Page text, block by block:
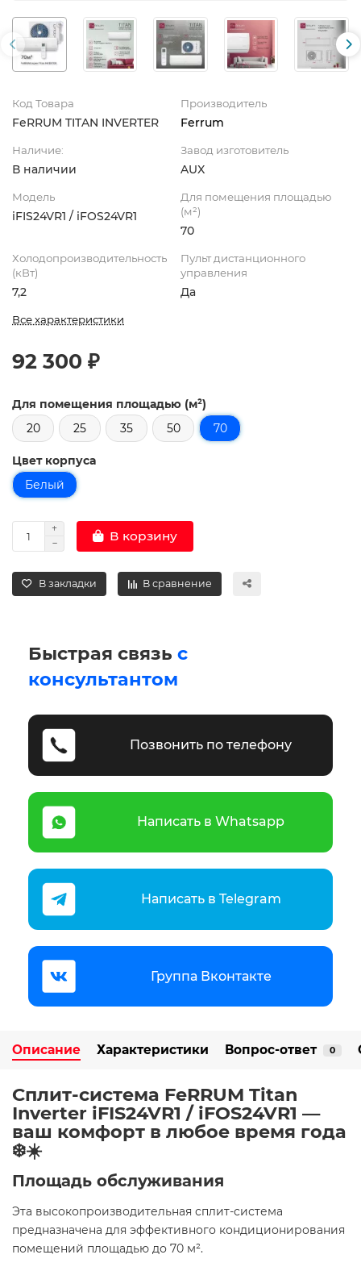
Код Товара
FeRRUM TITAN INVERTER
Производитель
Ferrum
Наличие:
В наличии
Завод изготовитель
AUX
Модель
iFIS24VR1 / iFOS24VR1
Для помещения площадью
(м²)
70
Холодопроизводительность
(кВт)
7,2
Пульт дистанционного
управления
Да
Все характеристики
92 300 ₽
Для помещения площадью (м²)
20
25 35 50 70
Цвет корпуса
Белый
В корзину
В закладки В сравнение
Быстрая связь с
консультантом
Позвонить по телефону
Написать в Whatsapp
Написать в Telegram
Группа Вконтакте
Описание Характеристики Вопрос-ответ 0
Сплит-система FeRRUM Titan
Inverter iFIS24VR1 / iFOS24VR1 —
ваш комфорт в любое время года
❄️☀️
Площадь обслуживания
Эта высокопроизводительная сплит-система
предназначена для эффективного кондиционирования
помещений площадью до 70 м². ​